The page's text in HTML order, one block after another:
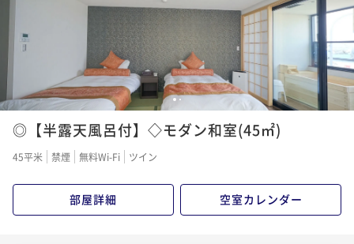
ポイント即利用で最大5％OFF
2名 ¥ 38,000 ~
【リピート率No1】「海の彩り会席」海鮮尽くし 旬の
お造り三種盛りや金目鯛煮付けなど～源泉掛け流し温
泉～
¥50,000~
2名 ¥ 47,500 ~
12
◎【半露天風呂付】◇モダン和室(45㎡)
45平米 禁煙 無料Wi-Fi ツイン
部屋詳細 空室カレンダー